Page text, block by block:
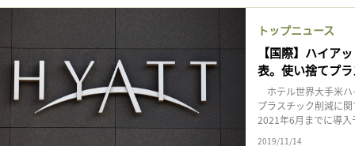
トップニュース
【国際】ハイア
表。使い捨てプ
ホテル世界大手米ハ
プラスチック削減に
2021年6月までに導
2019/11/14